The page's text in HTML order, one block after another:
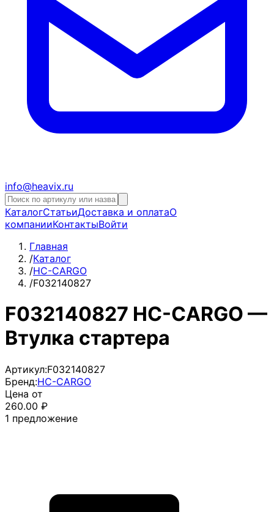
info@heavix.ru
КаталогСтатьиДоставка и оплатаО
компанииКонтактыВойти
Главная
/Каталог
/HC-CARGO
/F032140827
F032140827 HC-CARGO —
Втулка стартера
Артикул:F032140827
Бренд:HC-CARGO
Цена от
260.00 ₽
1 предложение